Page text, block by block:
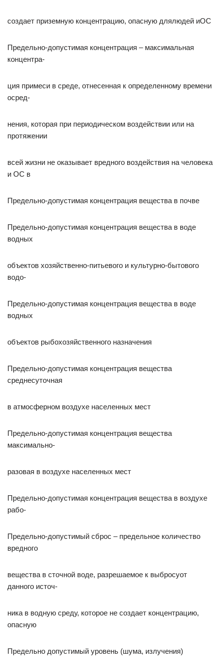
создает приземную концентрацию, опасную длялюдей иОС
Предельно-допустимая концентрация – максимальная
концентра-
ция примеси в среде, отнесенная к определенному времени
осред-
нения, которая при периодическом воздействии или на
протяжении
всей жизни не оказывает вредного воздействия на человека
и ОС в
Предельно-допустимая концентрация вещества в почве
Предельно-допустимая концентрация вещества в воде
водных
объектов хозяйственно-питьевого и культурно-бытового
водо-
Предельно-допустимая концентрация вещества в воде
водных
объектов рыбохозяйственного назначения
Предельно-допустимая концентрация вещества
среднесуточная
в атмосферном воздухе населенных мест
Предельно-допустимая концентрация вещества
максимально-
разовая в воздухе населенных мест
Предельно-допустимая концентрация вещества в воздухе
рабо-
Предельно-допустимый сброс – предельное количество
вредного
вещества в сточной воде, разрешаемое к выбросуот
данного источ-
ника в водную среду, которое не создает концентрацию,
опасную
Предельно допустимый уровень (шума, излучения)